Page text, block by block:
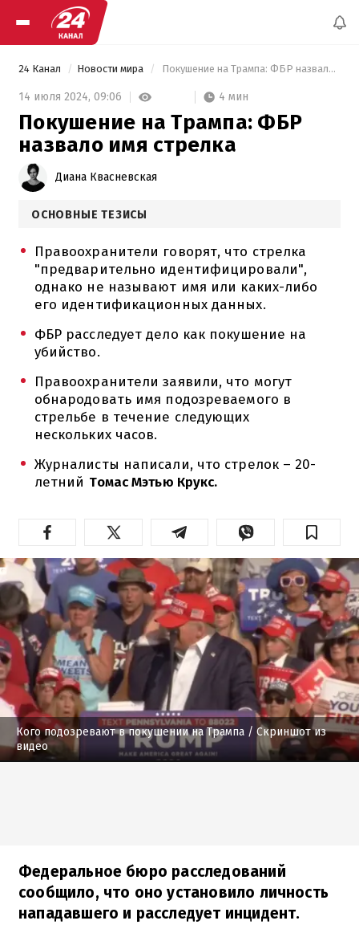
24 Канал Новости мира Покушение на Трампа: ФБР назвало имя стрелка
14 июля 2024, 09:06 4 мин
Покушение на Трампа: ФБР
назвало имя стрелка
Диана Квасневская
ОСНОВНЫЕ ТЕЗИСЫ
Правоохранители говорят, что стрелка
"предварительно идентифицировали",
однако не называют имя или каких-либо
его идентификационных данных.
ФБР расследует дело как покушение на
убийство.
Правоохранители заявили, что могут
обнародовать имя подозреваемого в
стрельбе в течение следующих
нескольких часов.
Журналисты написали, что стрелок – 20-
летний Томас Мэтью Крукс.
Кого подозревают в покушении на Трампа / Скриншот из
видео
Федеральное бюро расследований
сообщило, что оно установило личность
нападавшего и расследует инцидент.